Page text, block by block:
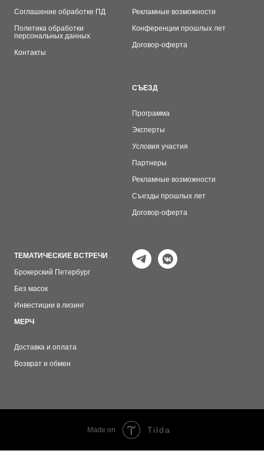
Соглашение обработке ПД
Политика обработки
персональных данных
Контакты
Рекламные возможности
Конференции прошлых лет
Договор-оферта
СЪЕЗД
Программа
Эксперты
Условия участия
Партнеры
Рекламные возможности
Съезды прошлых лет
Договор-оферта
ТЕМАТИЧЕСКИЕ ВСТРЕЧИ
Брокерский Петербург
Без масок
Инвестиции в лизинг
МЕРЧ
Доставка и оплата
Возврат и обмен
Made on Tilda